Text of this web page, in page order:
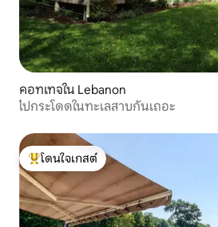
คอทเทจใน Lebanon
ไปกระโดดในทะเลสาบกันเถอะ
โดนใจเกสต์ที่สุด
โดนใจเกสต์